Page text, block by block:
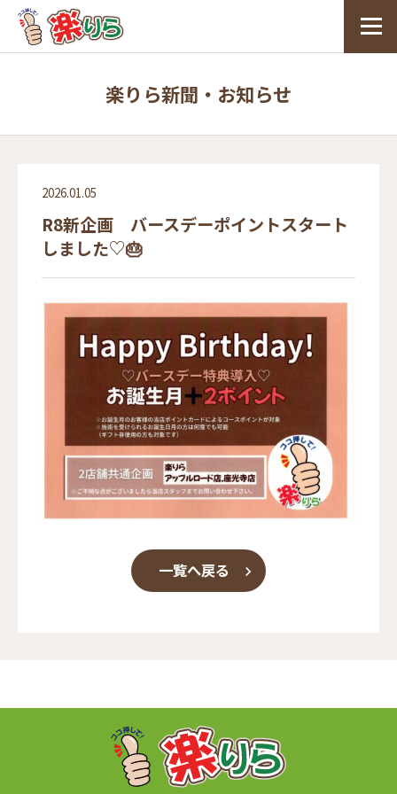
楽りら新聞・お知らせ
2026.01.05
R8新企画 バースデーポイントスタート
しました♡🎂
一覧へ戻る